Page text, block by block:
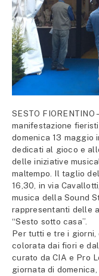
SESTO
manifestazione
domenica 13 maggio
dedicati al gioco e
delle iniziative
maltempo. Il taglio
16,30, in via
musica della Sound
rappresentanti delle
“Sesto sotto casa”.
Per tutti e tre i
colorata dai fiori e
curato da CIA e Pro
giornata di